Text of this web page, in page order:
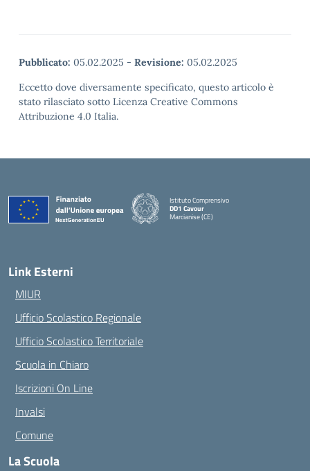
Pubblicato: 05.02.2025 - Revisione: 05.02.2025
Eccetto dove diversamente specificato, questo articolo è
stato rilasciato sotto Licenza Creative Commons
Attribuzione 4.0 Italia.
Istituto Comprensivo
DD1 Cavour
Marcianise (CE)
Link Esterni
MIUR
Ufficio Scolastico Regionale
Ufficio Scolastico Territoriale
Scuola in Chiaro
Iscrizioni On Line
Invalsi
Comune
La Scuola